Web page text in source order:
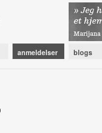
anmeldelser blogs